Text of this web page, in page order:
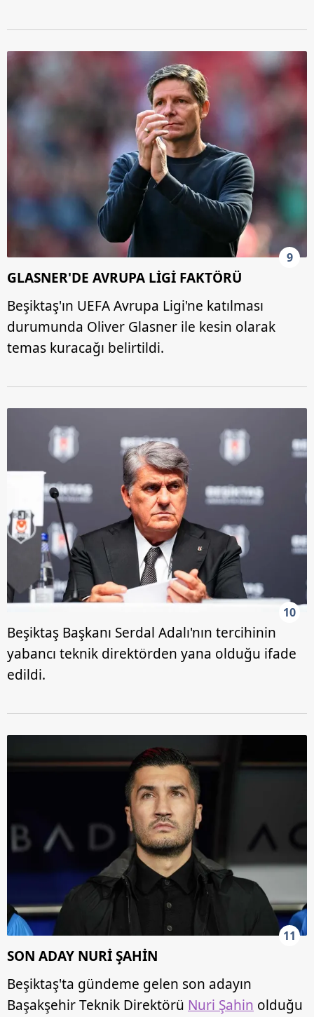
9
GLASNER'DE AVRUPA LİGİ FAKTÖRÜ
Beşiktaş'ın UEFA Avrupa Ligi'ne katılması
durumunda Oliver Glasner ile kesin olarak
temas kuracağı belirtildi.
10
Beşiktaş Başkanı Serdal Adalı'nın tercihinin
yabancı teknik direktörden yana olduğu ifade
edildi.
11
SON ADAY NURİ ŞAHİN
Beşiktaş'ta gündeme gelen son adayın
Başakşehir Teknik Direktörü Nuri Şahin olduğu